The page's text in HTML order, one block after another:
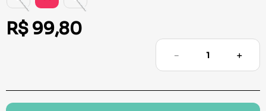
R$ 99,80
＋
－